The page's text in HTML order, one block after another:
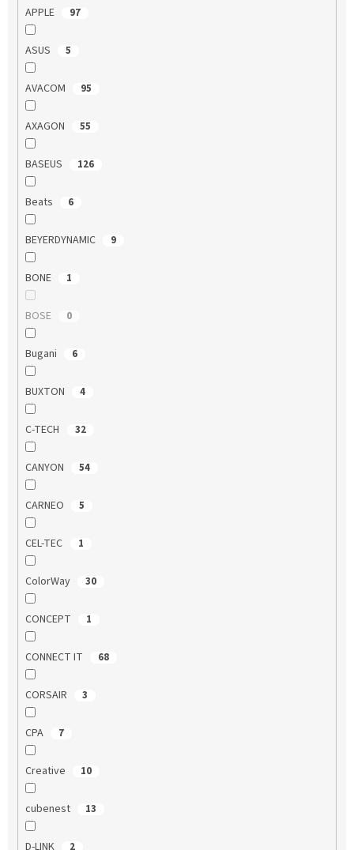
APPLE 97
ASUS 5
AVACOM 95
AXAGON 55
BASEUS 126
Beats 6
BEYERDYNAMIC 9
BONE 1
BOSE 0
Bugani 6
BUXTON 4
C-TECH 32
CANYON 54
CARNEO 5
CEL-TEC 1
ColorWay 30
CONCEPT 1
CONNECT IT 68
CORSAIR 3
CPA 7
Creative 10
cubenest 13
D-LINK 2